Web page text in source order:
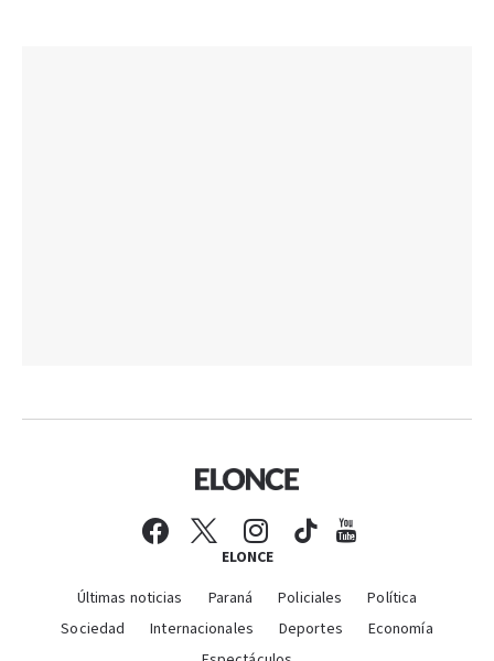
ELONCE
Últimas noticias Paraná Policiales
Política
Sociedad
Internacionales Deportes
Economía